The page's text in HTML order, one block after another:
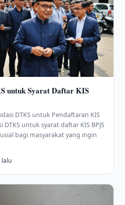
untuk Syarat Daftar KIS
DTKS untuk Pendaftaran KIS
DTKS untuk syarat daftar KIS BPJS
bagi masyarakat yang ingin
lalu